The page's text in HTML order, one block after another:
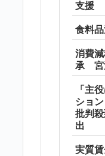
支援
食料
消費
承 宮
「主
ショ
批判
出
実質